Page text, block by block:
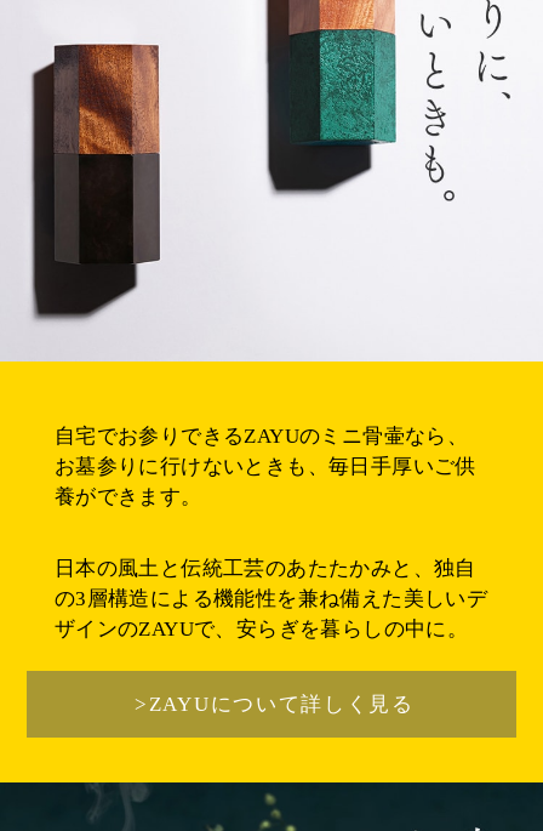
自宅でお参りできるZAYUのミニ骨壷なら、
お墓参りに行けないときも、毎日手厚いご供
養ができます。
日本の風土と伝統工芸のあたたかみと、独自
の3層構造による機能性を兼ね備えた美しいデ
ザインのZAYUで、安らぎを暮らしの中に。
>ZAYUについて詳しく見る